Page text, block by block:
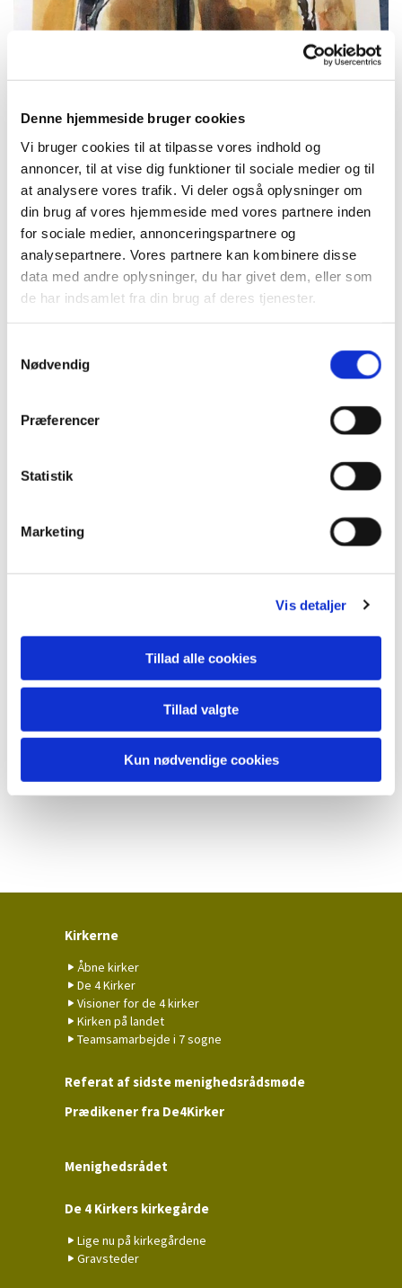
Denne hjemmeside bruger cookies
Vi bruger cookies til at tilpasse vores indhold og
annoncer, til at vise dig funktioner til sociale medier og til
at analysere vores trafik. Vi deler også oplysninger om
din brug af vores hjemmeside med vores partnere inden
for sociale medier, annonceringspartnere og
analysepartnere. Vores partnere kan kombinere disse
data med andre oplysninger, du har givet dem, eller som
de har indsamlet fra din brug af deres tjenester.
Nødvendig
Præferencer
Statistik
Marketing
Vis detaljer
Tillad alle cookies
Tillad valgte
Kun nødvendige cookies
alteret i Husby kirke - giv dig selv en lille
langfredagspause og kik med - klik på linket
Du vil måske også kunne lide...
Kirkerne
Åbne kirker
De 4 Kirker
Visioner for de 4 kirker
Kirken på landet
Teamsamarbejde i 7 sogne
Referat af sidste menighedsrådsmøde
Prædikener fra De4Kirker
Menighedsrådet
De 4 Kirkers kirkegårde
Lige nu på kirkegårdene
Gravsteder